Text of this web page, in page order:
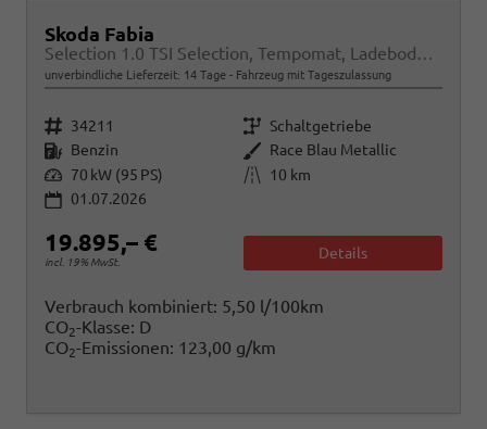
Skoda Fabia
Selection 1.0 TSI Selection, Tempomat, Ladeboden, Park, Winterpaket, SmartLink, 4-J Garantie
unverbindliche Lieferzeit: 14 Tage Fahrzeug mit Tageszulassung
Fahrzeugnr. 34211 Getriebe Schaltgetriebe
Kraftstoff Benzin Außenfarbe Race Blau Metallic
Leistung 70 kW (95 PS) Kilometerstand
10 km
01.07.2026
19.895,– €
incl. 19% MwSt.
Details
Verbrauch kombiniert: 5,50 l/100km
CO2-Klasse: D
CO2-Emissionen: 123,00 g/km